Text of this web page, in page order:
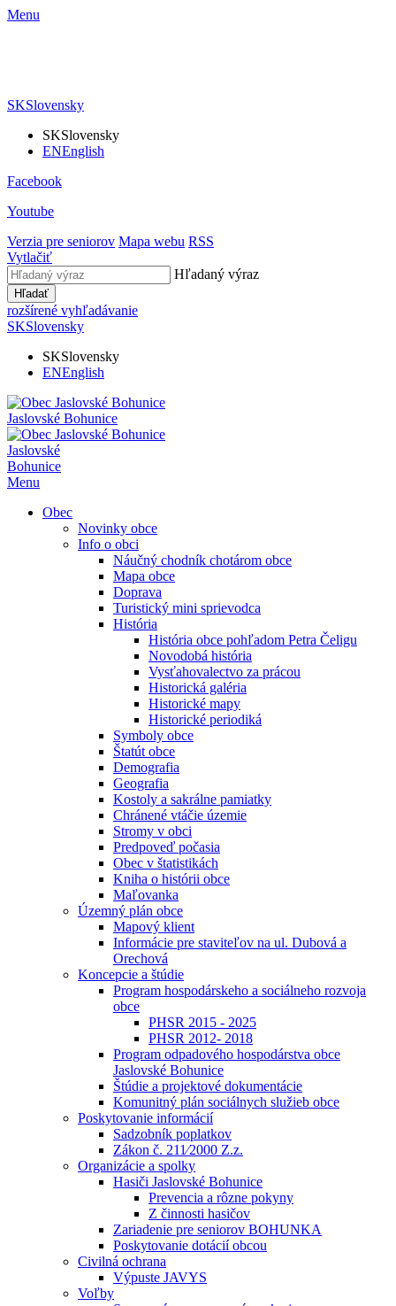
Menu
SKSlovensky
SKSlovensky
ENEnglish
Facebook
Youtube
Verzia pre seniorov Mapa webu RSS
Vytlačiť
Hľadaný výraz
Hľadať
rozšírené vyhľadávanie
SKSlovensky
SKSlovensky
ENEnglish
Jaslovské Bohunice
Jaslovské
Bohunice
Menu
Obec
Novinky obce
Info o obci
Náučný chodník chotárom obce
Mapa obce
Doprava
Turistický mini sprievodca
História
História obce pohľadom Petra Čeligu
Novodobá história
Vysťahovalectvo za prácou
Historická galéria
Historické mapy
Historické periodiká
Symboly obce
Štatút obce
Demografia
Geografia
Kostoly a sakrálne pamiatky
Chránené vtáčie územie
Stromy v obci
Predpoveď počasia
Obec v štatistikách
Kniha o histórii obce
Maľovanka
Územný plán obce
Mapový klient
Informácie pre staviteľov na ul. Dubová a
Orechová
Koncepcie a štúdie
Program hospodárskeho a sociálneho rozvoja
obce
PHSR 2015 - 2025
PHSR 2012- 2018
Program odpadového hospodárstva obce
Jaslovské Bohunice
Štúdie a projektové dokumentácie
Komunitný plán sociálnych služieb obce
Poskytovanie informácií
Sadzobník poplatkov
Zákon č. 211⁄2000 Z.z.
Organizácie a spolky
Hasiči Jaslovské Bohunice
Prevencia a rôzne pokyny
Z činnosti hasičov
Zariadenie pre seniorov BOHUNKA
Poskytovanie dotácií obcou
Civilná ochrana
Výpuste JAVYS
Voľby